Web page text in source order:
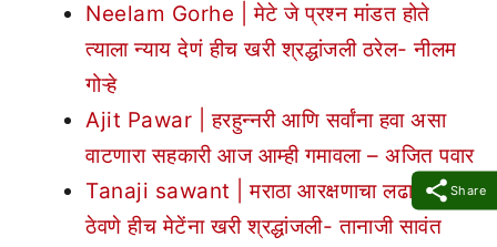
Share
Neelam Gorhe | मेटे जे प्रश्न मांडत होते
त्याला न्याय देणं हीच खरी श्रद्धांजली ठरेल- नीलम
गोऱ्हे
Ajit Pawar | हरहुन्नरी आणि सर्वांना हवा असा
वाटणारा सहकारी आज आम्ही गमावला – अजित पवार
Tanaji sawant | मराठा आरक्षणाचा लढा चालूच
ठेवणे हीच मेटेंना खरी श्रद्धांजली- तानाजी सावंत